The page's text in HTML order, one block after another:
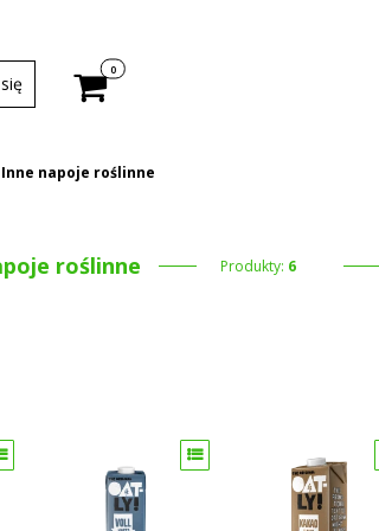
Produkty w koszyku: 0. Zobacz szczegóły
Inne napoje roślinne
roślinne Produkty: 6